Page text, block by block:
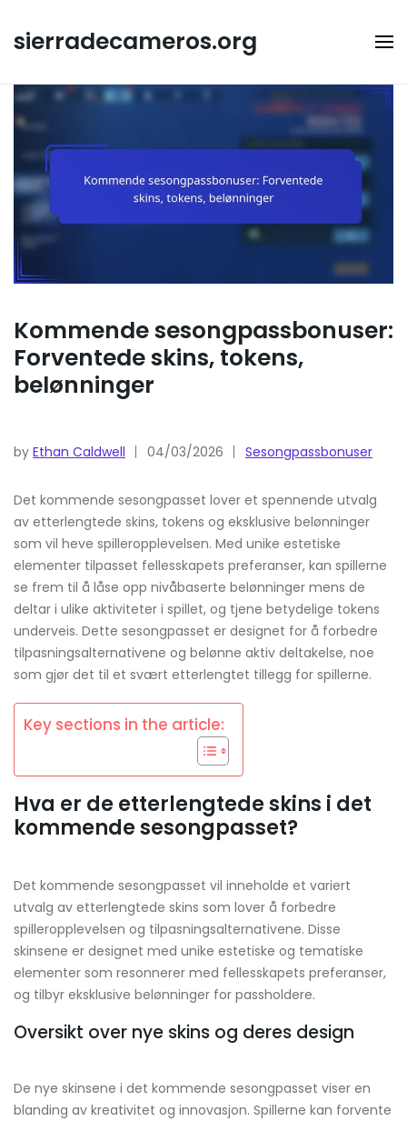
content
sierradecameros.org
Kommende sesongpassbonuser:
Forventede skins, tokens,
belønninger
by Ethan Caldwell 04/03/2026 Sesongpassbonuser
Det kommende sesongpasset lover et spennende utvalg
av etterlengtede skins, tokens og eksklusive belønninger
som vil heve spilleropplevelsen. Med unike estetiske
elementer tilpasset fellesskapets preferanser, kan spillerne
se frem til å låse opp nivåbaserte belønninger mens de
deltar i ulike aktiviteter i spillet, og tjene betydelige tokens
underveis. Dette sesongpasset er designet for å forbedre
tilpasningsalternativene og belønne aktiv deltakelse, noe
som gjør det til et svært etterlengtet tillegg for spillerne.
Key sections in the article:
Hva er de etterlengtede skins i det
kommende sesongpasset?
Det kommende sesongpasset vil inneholde et variert
utvalg av etterlengtede skins som lover å forbedre
spilleropplevelsen og tilpasningsalternativene. Disse
skinsene er designet med unike estetiske og tematiske
elementer som resonnerer med fellesskapets preferanser,
og tilbyr eksklusive belønninger for passholdere.
Oversikt over nye skins og deres design
De nye skinsene i det kommende sesongpasset viser en
blanding av kreativitet og innovasjon. Spillerne kan forvente